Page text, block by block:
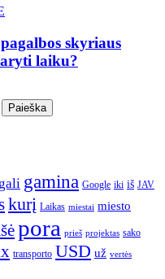
skyriaus
laiku?
gali gamina Google iki iš JAV
kurį Laikas miestai miesto
pora prieš projektas sako
transporto USD už vertės